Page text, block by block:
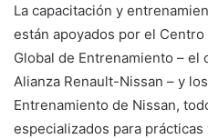
La capacitación y
están apoyados por el
Global de Entrenamiento – el
Alianza Renault-Nissan – y
Entrenamiento de Nissan,
especializados para